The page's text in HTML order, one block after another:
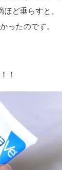
ど垂らすと、
ったのです。
！